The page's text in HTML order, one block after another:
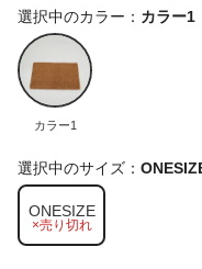
選択中のカラー： カラー1
カラー1
選択中のサイズ：
ONESIZE
×売り切れ